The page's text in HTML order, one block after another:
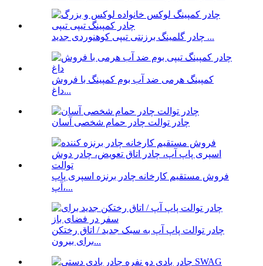
چادر گلمینگ برزنتی تیپی کوهنوردی جدید ...
کمپینگ هرمی ضد آب بوم کمپینگ با فروش
داغ...
چادر توالت چادر حمام شخصی آسان
فروش مستقیم کارخانه چادر برنزه اسپری پاپ
آپ،...
چادر توالت پاپ آپ به سبک جدید / اتاق رختکن
برای بیرون...